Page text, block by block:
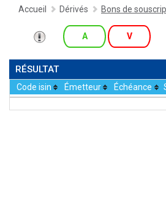
Accueil Dérivés Bons de
A V
RÉSULTAT
Code isin Émetteur Échéance